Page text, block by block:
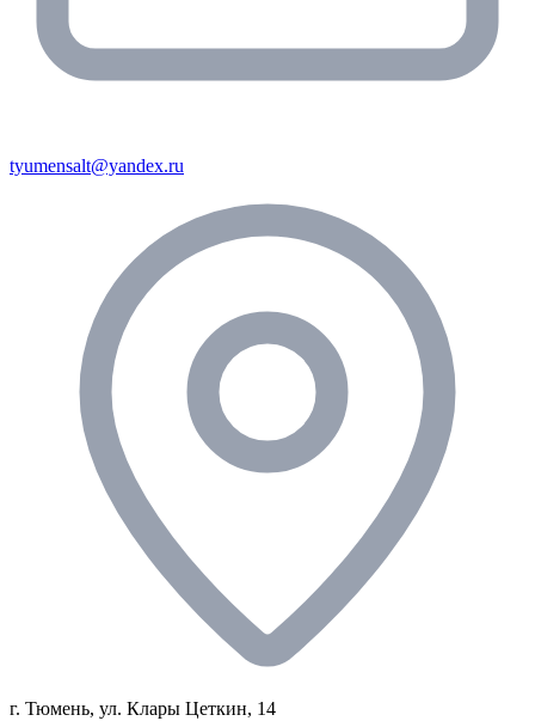
tyumensalt@yandex.ru
г. Тюмень, ул. Клары Цеткин, 14